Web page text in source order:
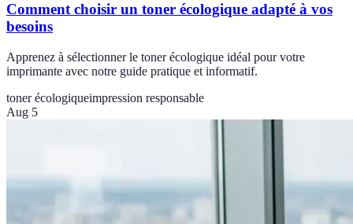
Comment choisir un toner écologique adapté à vos
besoins
Apprenez à sélectionner le toner écologique idéal pour votre
imprimante avec notre guide pratique et informatif.
toner écologiqueimpression responsable
Aug 5